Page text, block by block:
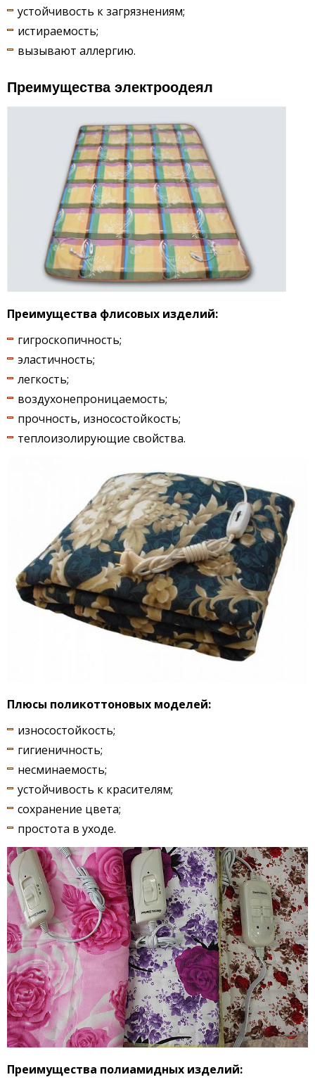
устойчивость к загрязнениям;
истираемость;
вызывают аллергию.
Преимущества электроодеял
Преимущества флисовых изделий:
гигроскопичность;
эластичность;
легкость;
воздухонепроницаемость;
прочность, износостойкость;
теплоизолирующие свойства.
Плюсы поликоттоновых моделей:
износостойкость;
гигиеничность;
несминаемость;
устойчивость к красителям;
сохранение цвета;
простота в уходе.
Преимущества полиамидных изделий: